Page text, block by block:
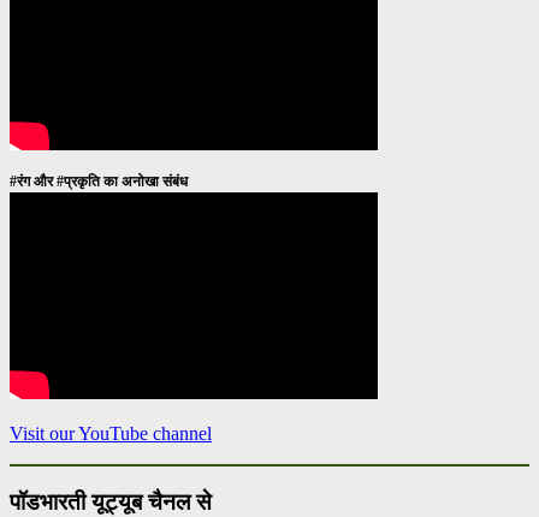
#रंग और #प्रकृति का अनोखा संबंध
Visit our YouTube channel
पॉडभारती यूट्यूब चैनल से